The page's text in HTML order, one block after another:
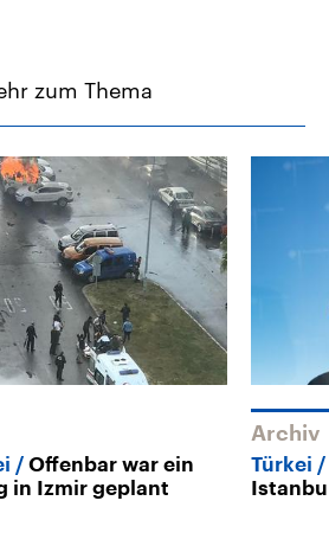
zum Thema
Offenbar war ein
in Izmir geplant
Archiv
Türkei